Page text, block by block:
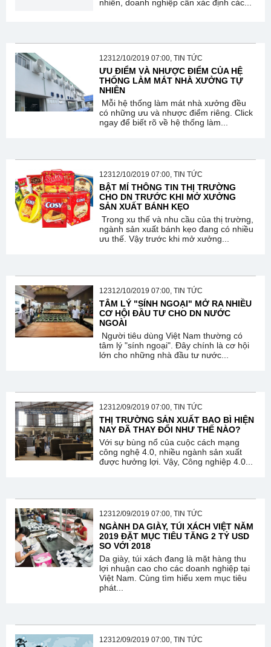
nhiên, doanh nghiệp cần xác định các...
12312/10/2019 07:00, TIN TỨC
ƯU ĐIỂM VÀ NHƯỢC ĐIỂM CỦA HỆ
THỐNG LÀM MÁT NHÀ XƯỞNG TỰ
NHIÊN
Mỗi hệ thống làm mát nhà xưởng đều
có những ưu và nhược điểm riêng. Click
ngay để biết rõ về hệ thống làm...
12312/10/2019 07:00, TIN TỨC
BẬT MÍ THÔNG TIN THỊ TRƯỜNG
CHO DN TRƯỚC KHI MỞ XƯỞNG
SẢN XUẤT BÁNH KẸO
Trong xu thế và nhu cầu của thị trường,
ngành sản xuất bánh kẹo đang có nhiều
ưu thế. Vậy trước khi mở xưởng...
12312/10/2019 07:00, TIN TỨC
TÂM LÝ "SÍNH NGOẠI" MỞ RA NHIỀU
CƠ HỘI ĐẦU TƯ CHO DN NƯỚC
NGOÀI
Người tiêu dùng Việt Nam thường có
tâm lý "sính ngoại". Đây chính là cơ hội
lớn cho những nhà đầu tư nước...
12312/09/2019 07:00, TIN TỨC
THỊ TRƯỜNG SẢN XUẤT BAO BÌ HIỆN
NAY ĐÃ THAY ĐỔI NHƯ THẾ NÀO?
Với sự bùng nổ của cuộc cách mạng
công nghệ 4.0, nhiều ngành sản xuất
được hưởng lợi. Vậy, Công nghiệp 4.0...
12312/09/2019 07:00, TIN TỨC
NGÀNH DA GIÀY, TÚI XÁCH VIỆT NĂM
2019 ĐẶT MỤC TIÊU TĂNG 2 TỶ USD
SO VỚI 2018
Da giày, túi xách đang là mặt hàng thu
lợi nhuận cao cho các doanh nghiệp tại
Việt Nam. Cùng tìm hiểu xem mục tiêu
phát...
12312/09/2019 07:00, TIN TỨC